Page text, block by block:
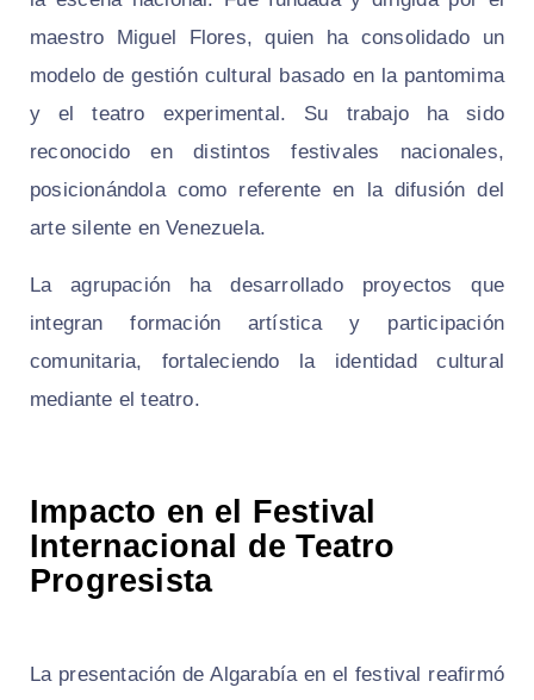
maestro Miguel Flores, quien ha consolidado un
modelo de gestión cultural basado en la pantomima
y el teatro experimental. Su trabajo ha sido
reconocido en distintos festivales nacionales,
posicionándola como referente en la difusión del
arte silente en Venezuela.
La agrupación ha desarrollado proyectos que
integran formación artística y participación
comunitaria, fortaleciendo la identidad cultural
mediante el teatro.
Impacto en el Festival
Internacional de Teatro
Progresista
La presentación de Algarabía en el festival reafirmó